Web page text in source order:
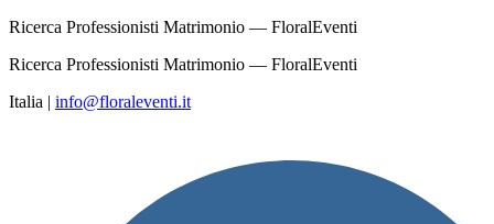
Ricerca Professionisti Matrimonio — FloralEventi
Ricerca Professionisti Matrimonio — FloralEventi
Italia | info@floraleventi.it